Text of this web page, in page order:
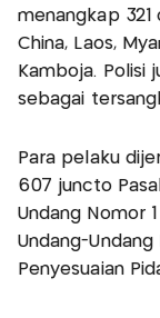
menangkap 321
China, Laos,
Kamboja. Polisi
sebagai
Para pelaku
607 juncto
Undang Nomor
Undang-
Penyesuaian